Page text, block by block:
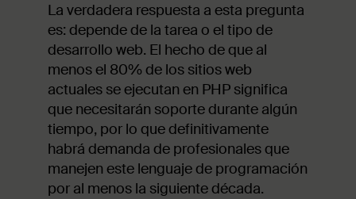
La verdadera respuesta a esta pregunta
es: depende de la tarea o el tipo de
desarrollo web. El hecho de que al
menos el 80% de los sitios web
actuales se ejecutan en PHP significa
que necesitarán soporte durante algún
tiempo, por lo que definitivamente
habrá demanda de profesionales que
manejen este lenguaje de programación
por al menos la siguiente década.